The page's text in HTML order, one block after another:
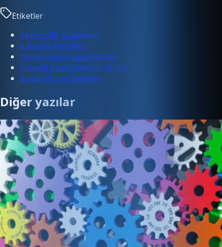
Etiketler
girişimcilik stratejileri
e-ticaret trendleri
sosyal medya pazarlaması
küresel pazarlama teknikleri
dijital girişim önerileri
Diğer yazılar